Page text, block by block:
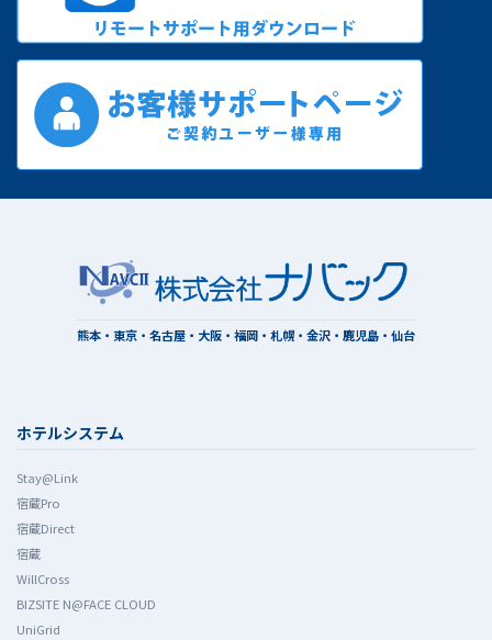
熊本・東京・名古屋・大阪・福岡・札幌・金沢・鹿児島・仙台
ホテルシステム
Stay@Link
宿蔵Pro
宿蔵Direct
宿蔵
WillCross
BIZSITE N@FACE CLOUD
UniGrid